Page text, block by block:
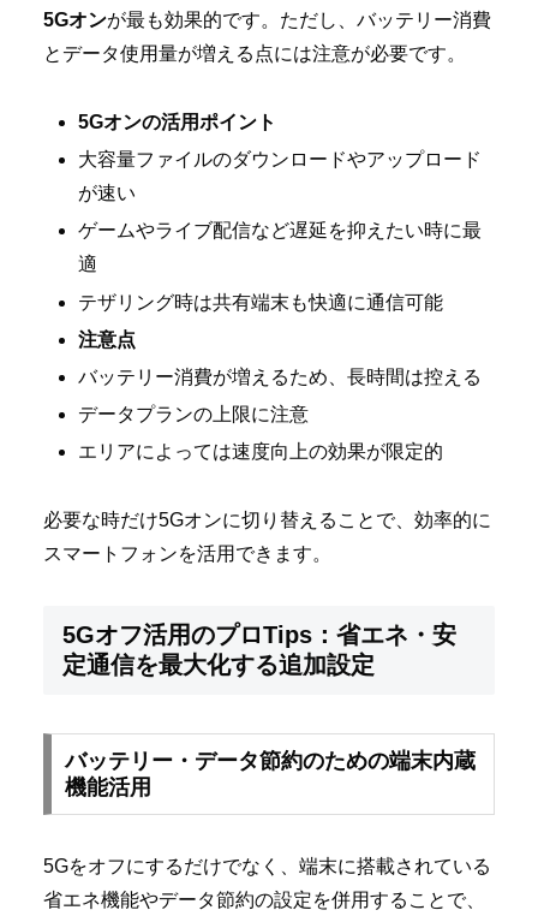
5Gオンが最も効果的です。ただし、バッテリー消費
とデータ使用量が増える点には注意が必要です。
5Gオンの活用ポイント
大容量ファイルのダウンロードやアップロード
が速い
ゲームやライブ配信など遅延を抑えたい時に最
適
テザリング時は共有端末も快適に通信可能
注意点
バッテリー消費が増えるため、長時間は控える
データプランの上限に注意
エリアによっては速度向上の効果が限定的
必要な時だけ5Gオンに切り替えることで、効率的に
スマートフォンを活用できます。
5Gオフ活用のプロTips：省エネ・安
定通信を最大化する追加設定
バッテリー・データ節約のための端末内蔵
機能活用
5Gをオフにするだけでなく、端末に搭載されている
省エネ機能やデータ節約の設定を併用することで、